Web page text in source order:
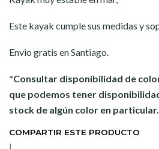
Este kayak cumple sus medidas y
Envio gratis en Santiago.
*Consultar disponibilidad de
que podemos tener
stock de algún color en particular.
COMPARTIR ESTE PRODUCTO